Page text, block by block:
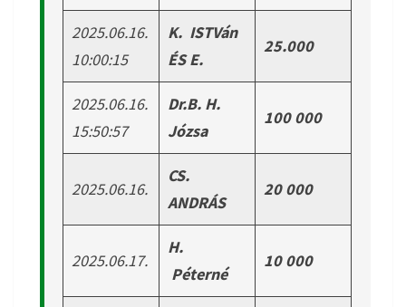
2025.06.16.
10:00:15
K. ISTVán
ÉS E.
25.000
2025.06.16.
15:50:57
Dr.B. H.
Józsa
100 000
2025.06.16.
CS.
ANDRÁS
20 000
2025.06.17.
H.
Péterné
10 000